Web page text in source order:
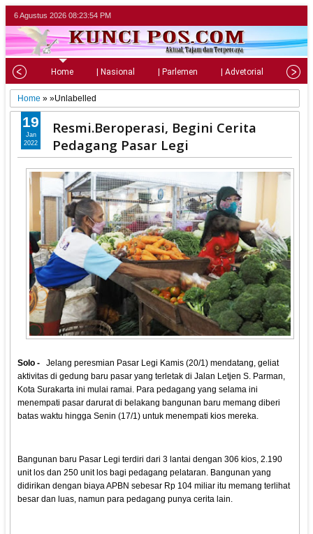
6 Agustus 2026 08:23:55 PM
Home | Nasional | Parlemen | Advetorial |
Home » »Unlabelled
Resmi.Beroperasi, Begini Cerita
Pedagang Pasar Legi
Solo - Jelang peresmian Pasar Legi Kamis (20/1) mendatang, geliat
aktivitas di gedung baru pasar yang terletak di Jalan Letjen S. Parman,
Kota Surakarta ini mulai ramai. Para pedagang yang selama ini
menempati pasar darurat di belakang bangunan baru memang diberi
batas waktu hingga Senin (17/1) untuk menempati kios mereka.
Bangunan baru Pasar Legi terdiri dari 3 lantai dengan 306 kios, 2.190
unit los dan 250 unit los bagi pedagang pelataran. Bangunan yang
didirikan dengan biaya APBN sebesar Rp 104 miliar itu memang terlihat
besar dan luas, namun para pedagang punya cerita lain.
19
Jan
2022